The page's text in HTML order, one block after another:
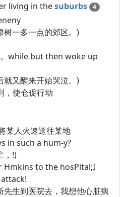
living in thesuburbs 4
一多一点的郊区。)
while but then woke up
又醒来开始哭泣。)
使仓促行动
人火速送往某地
such a hum-y?
，!)
to the hosPital;I
生到医院去，我想他心脏病